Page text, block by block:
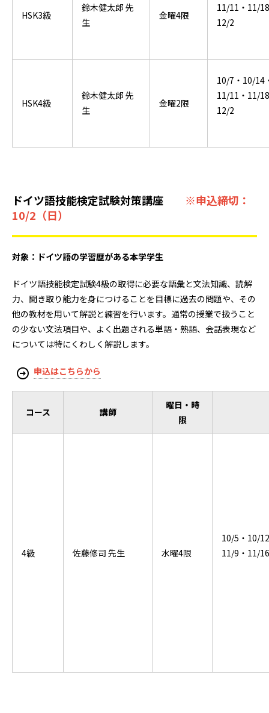
HSK3級
鈴木健太郎 先
生
金曜4限
11/11・11/
12/2
HSK4級
鈴木健太郎 先
生
金曜2限
10/7・10/14
11/11・11/
12/2
ドイツ語技能検定試験対策講座 ※申込締切：
10/2（日）
対象：ドイツ語の学習歴がある本学学生
ドイツ語技能検定試験4級の取得に必要な語彙と文法知識、読解
力、聞き取り能力を身につけることを目標に過去の問題や、その
他の教材を用いて解説と練習を行います。通常の授業で扱うこと
の少ない文法項目や、よく出題される単語・熟語、会話表現など
については特にくわしく解説します。
申込はこちらから
コース 講師
曜日・時
限
4級 佐藤修司 先生 水曜4限
10/5・10/
11/9・11/